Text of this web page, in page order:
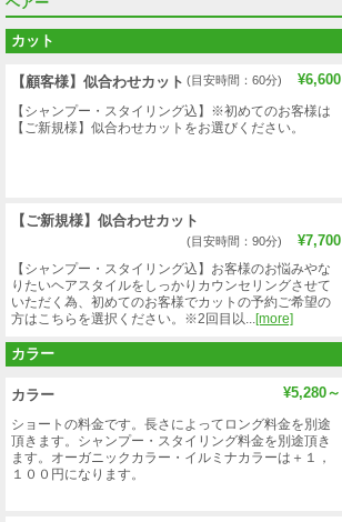
カット
【顧客様】似合わせカット (目安時間：60分) ¥6,600
【シャンプー・スタイリング込】※初めてのお客様は
【ご新規様】似合わせカットをお選びください。
【ご新規様】似合わせカット
(目安時間：90分) ¥7,700
【シャンプー・スタイリング込】お客様のお悩みやな
りたいヘアスタイルをしっかりカウンセリングさせて
いただく為、初めてのお客様でカットの予約ご希望の
方はこちらを選択ください。※2回目以...[more]
カラー
カラー ¥5,280～
ショートの料金です。長さによってロング料金を別途
頂きます。シャンプー・スタイリング料金を別途頂き
ます。オーガニックカラー・イルミナカラーは＋１，
１００円になります。